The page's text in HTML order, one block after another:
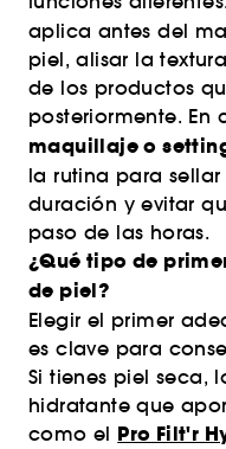
aplica antes del
piel, alisar la
de los productos
posteriormente. En
maquillaje o
la rutina para
duración y evitar
paso de las horas.
¿Qué tipo de
de piel?
Elegir el primer
es clave para
Si tienes piel seca,
hidratante que
como el Pro Filt'r